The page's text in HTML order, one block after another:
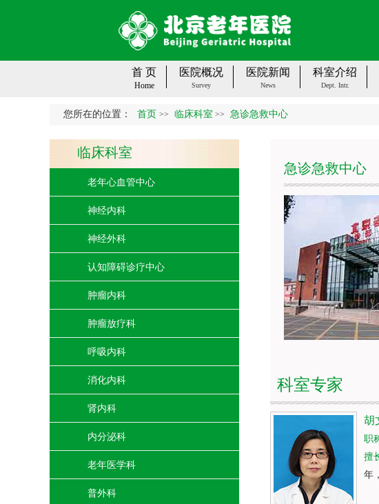
首 页
Home
医院概况
Survey
医院新闻
News
科室介绍
Dept. Intr.
您所在的位置： 首页 >> 临床科室 >> 急诊急救中心
急诊急救中心
科室专家
胡
职
擅
年
临床科室
老年心血管中心
神经内科
神经外科
认知障碍诊疗中心
肿瘤内科
肿瘤放疗科
呼吸内科
消化内科
肾内科
内分泌科
老年医学科
普外科